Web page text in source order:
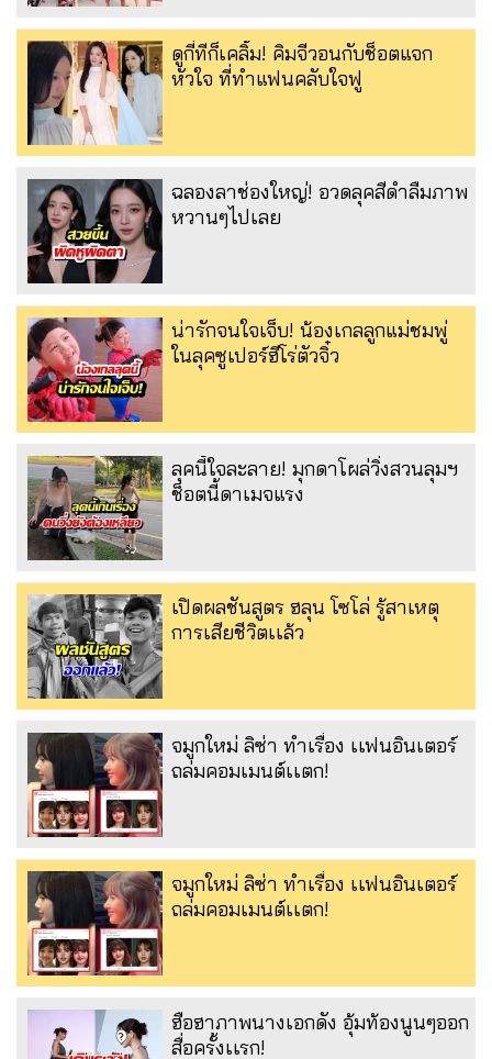
ดูกี่ทีก็เคลิ้ม! คิมจีวอนกับช็อตแจก
หัวใจ ที่ทำแฟนคลับใจฟู
ฉลองลาช่องใหญ่! อวดลุคสีดำลืมภาพ
หวานๆไปเลย
น่ารักจนใจเจ็บ! น้องเกลลูกแม่ชมพู่
ในลุคซูเปอร์ฮีโร่ตัวจิ๋ว
ลุคนี้ใจละลาย! มุกดาโผล่วิ่งสวนลุมฯ
ช็อตนี้ดาเมจแรง
เปิดผลชันสูตร ฮลุน โซโล่ รู้สาเหตุ
การเสียชีวิตเเล้ว
จมูกใหม่ ลิซ่า ทำเรื่อง เเฟนอินเตอร์
ถล่มคอมเมนต์เเตก!
จมูกใหม่ ลิซ่า ทำเรื่อง เเฟนอินเตอร์
ถล่มคอมเมนต์เเตก!
ฮือฮาภาพนางเอกดัง อุ้มท้องนูนๆออก
สื่อครั้งเเรก!